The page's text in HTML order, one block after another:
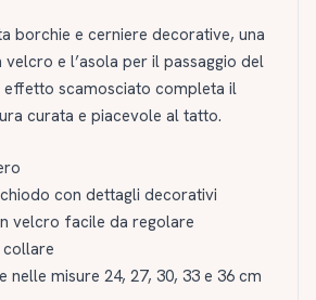
borchie e cerniere decorative, una
e l’asola per il passaggio del
scamosciato completa il
curata e piacevole al tatto.
con dettagli decorativi
velcro facile da regolare
nelle misure 24, 27, 30, 33 e 36 cm